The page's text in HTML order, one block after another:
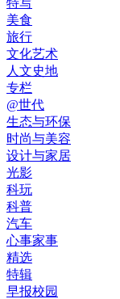
特写
美食
旅行
文化艺术
人文史地
专栏
@世代
生态与环保
时尚与美容
设计与家居
光影
科玩
科普
汽车
心事家事
精选
特辑
早报校园